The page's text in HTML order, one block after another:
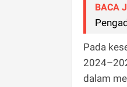
BACA
Pada
dalam